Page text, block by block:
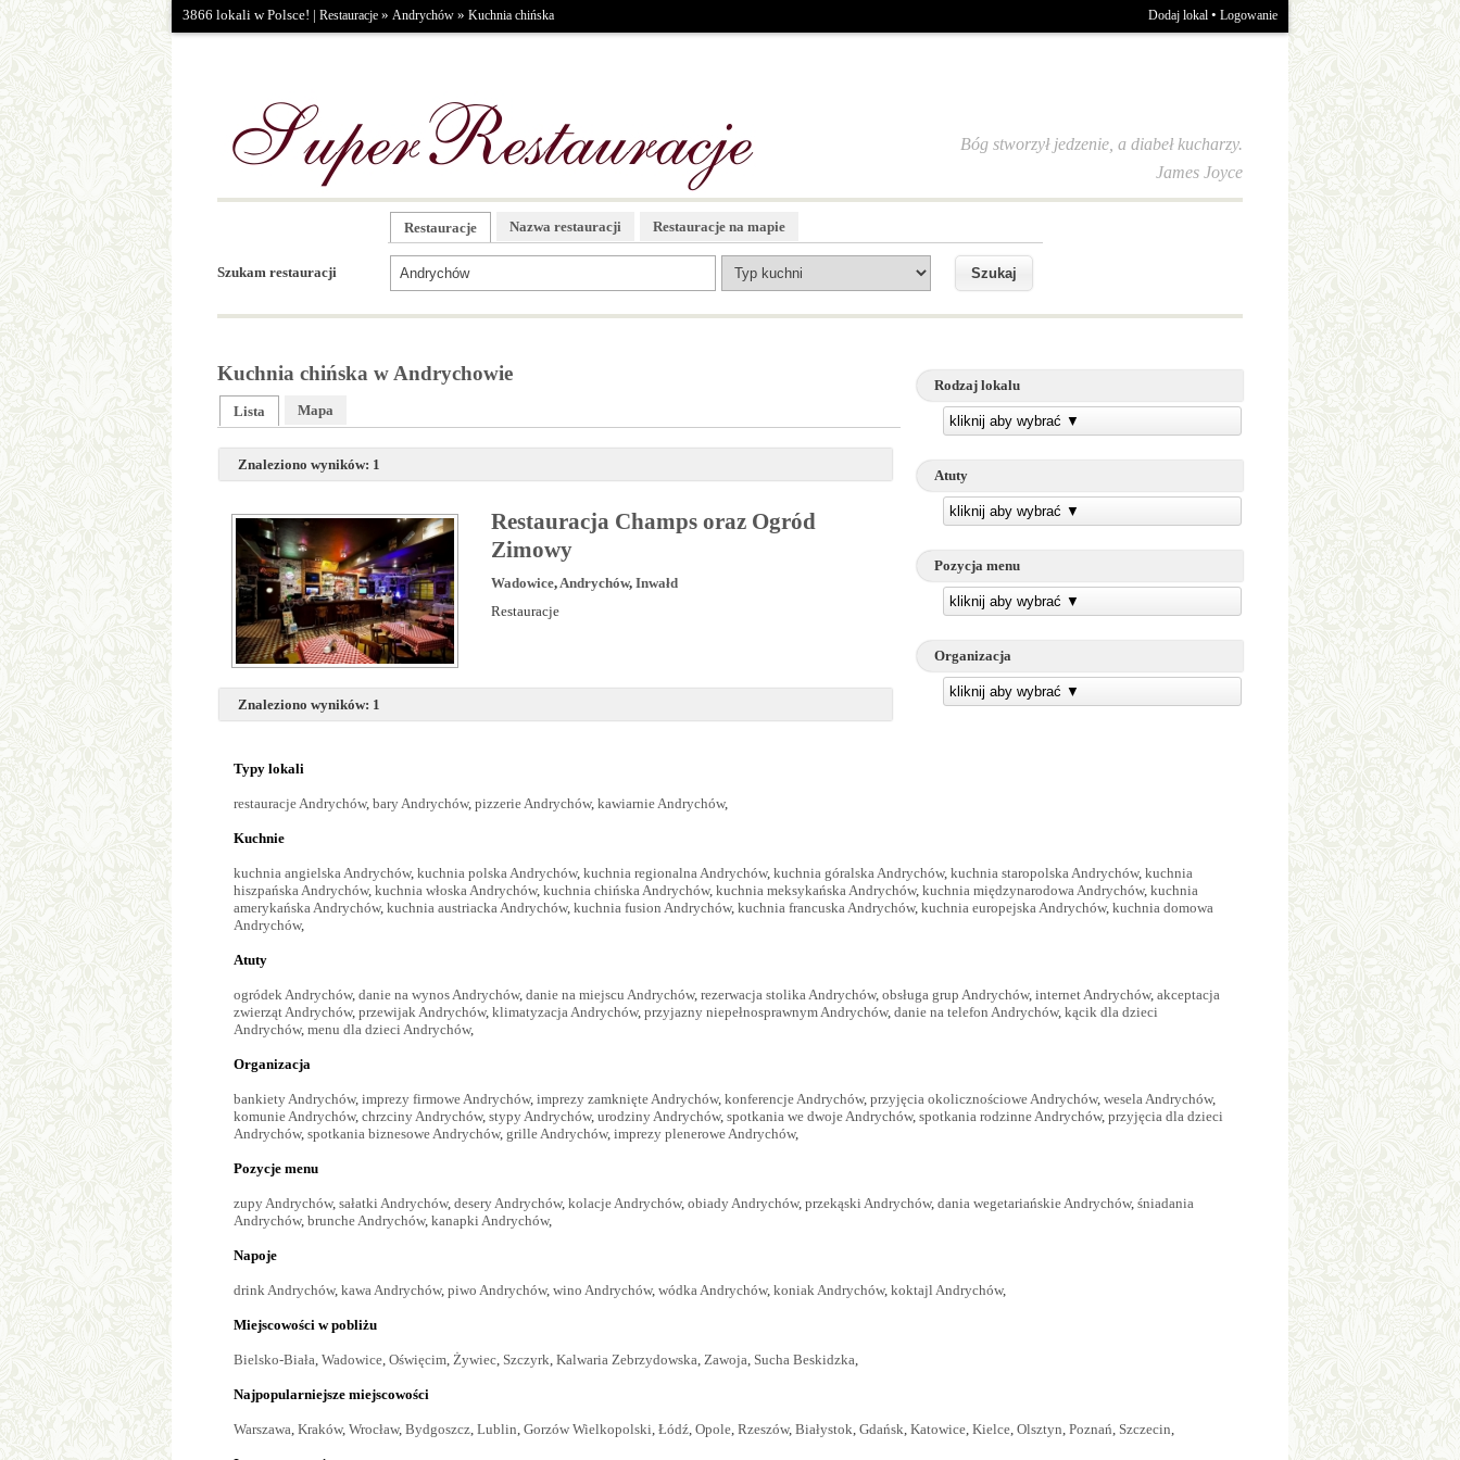
3866 lokali w Polsce! | Restauracje » Andrychów » Kuchnia chińska Dodaj lokal • Logowanie
Bóg stworzył jedzenie, a diabeł kucharzy.
James Joyce
Szukam restauracji
Restauracje Nazwa restauracji Restauracje na mapie
Rodzaj lokalu
kliknij aby wybrać ▼
Atuty
kliknij aby wybrać ▼
Pozycja menu
kliknij aby wybrać ▼
Organizacja
kliknij aby wybrać ▼
Kuchnia chińska w Andrychowie
Lista Mapa
Znaleziono wyników: 1
Restauracja Champs oraz Ogród
Zimowy
Wadowice,Andrychów, Inwałd
Restauracje
Znaleziono wyników: 1
Typy lokali
restauracje Andrychów, bary Andrychów, pizzerie Andrychów, kawiarnie Andrychów,
Kuchnie
kuchnia angielska Andrychów, kuchnia polska Andrychów, kuchnia regionalna Andrychów, kuchnia góralska Andrychów, kuchnia staropolska Andrychów, kuchnia
hiszpańska Andrychów, kuchnia włoska Andrychów, kuchnia chińska Andrychów, kuchnia meksykańska Andrychów, kuchnia międzynarodowa Andrychów, kuchnia
amerykańska Andrychów, kuchnia austriacka Andrychów, kuchnia fusion Andrychów, kuchnia francuska Andrychów, kuchnia europejska Andrychów, kuchnia domowa
Andrychów,
Atuty
ogródek Andrychów, danie na wynos Andrychów, danie na miejscu Andrychów, rezerwacja stolika Andrychów, obsługa grup Andrychów, internet Andrychów, akceptacja
zwierząt Andrychów, przewijak Andrychów, klimatyzacja Andrychów, przyjazny niepełnosprawnym Andrychów, danie na telefon Andrychów, kącik dla dzieci
Andrychów, menu dla dzieci Andrychów,
Organizacja
bankiety Andrychów, imprezy firmowe Andrychów, imprezy zamknięte Andrychów, konferencje Andrychów, przyjęcia okolicznościowe Andrychów, wesela Andrychów,
komunie Andrychów, chrzciny Andrychów, stypy Andrychów, urodziny Andrychów, spotkania we dwoje Andrychów, spotkania rodzinne Andrychów, przyjęcia dla dzieci
Andrychów, spotkania biznesowe Andrychów, grille Andrychów, imprezy plenerowe Andrychów,
Pozycje menu
zupy Andrychów, sałatki Andrychów, desery Andrychów, kolacje Andrychów, obiady Andrychów, przekąski Andrychów, dania wegetariańskie Andrychów, śniadania
Andrychów, brunche Andrychów, kanapki Andrychów,
Napoje
drink Andrychów, kawa Andrychów, piwo Andrychów, wino Andrychów, wódka Andrychów, koniak Andrychów, koktajl Andrychów,
Miejscowości w pobliżu
Bielsko-Biała, Wadowice, Oświęcim, Żywiec, Szczyrk, Kalwaria Zebrzydowska, Zawoja, Sucha Beskidzka,
Najpopularniejsze miejscowości
Warszawa, Kraków, Wrocław, Bydgoszcz, Lublin, Gorzów Wielkopolski, Łódź, Opole, Rzeszów, Białystok, Gdańsk, Katowice, Kielce, Olsztyn, Poznań, Szczecin,